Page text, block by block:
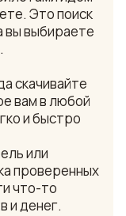
Это поиск
вы выбираете
скачивайте
вам в любой
и быстро
или
проверенных
что-то
и денег.